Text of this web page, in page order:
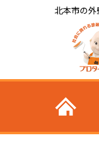
北本市の外